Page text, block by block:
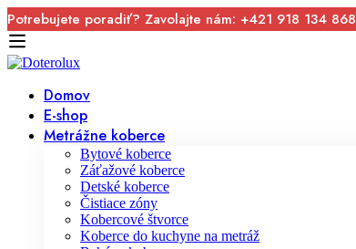
Potrebujete poradiť? Zavolajte nám: +421 918 134 868
Domov
E-shop
Metrážne koberce
Bytové koberce
Záťažové koberce
Detské koberce
Čistiace zóny
Kobercové štvorce
Koberce do kuchyne na metráž